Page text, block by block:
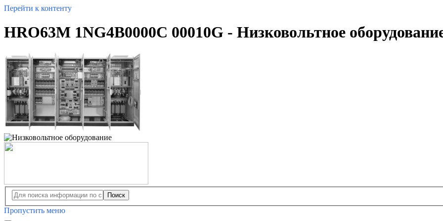
Перейти к контенту
HRO63M 1NG4B0000C 00010G - Низковольтное
Поиск
Пропустить меню